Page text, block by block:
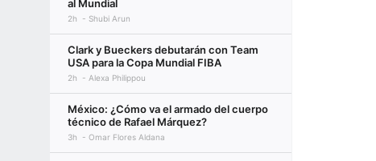
al Mundial
2h Shubi Arun
Clark y Bueckers debutarán con Team
USA para la Copa Mundial FIBA
2h Alexa Philippou
México: ¿Cómo va el armado del cuerpo
técnico de Rafael Márquez?
3h Omar Flores Aldana